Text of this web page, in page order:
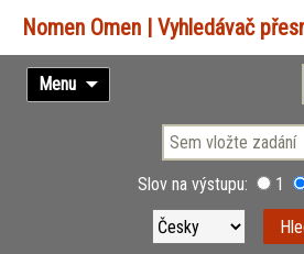
Vyhledávač
Menu
Přejít
k
Slov na výstupu: 1